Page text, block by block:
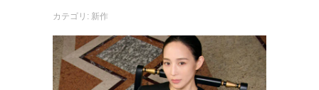
カテゴリ: 新作